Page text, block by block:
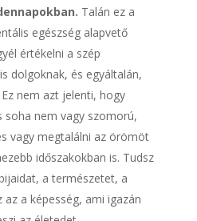
Talán ez a
egészség alapvető
értékelni a szép
dolgoknak, és egyáltalán,
nem azt jelenti, hogy
soha nem vagy szomorú,
vagy megtalálni az örömöt
időszakokban is. Tudsz
a természetet, a
a képesség, ami igazán